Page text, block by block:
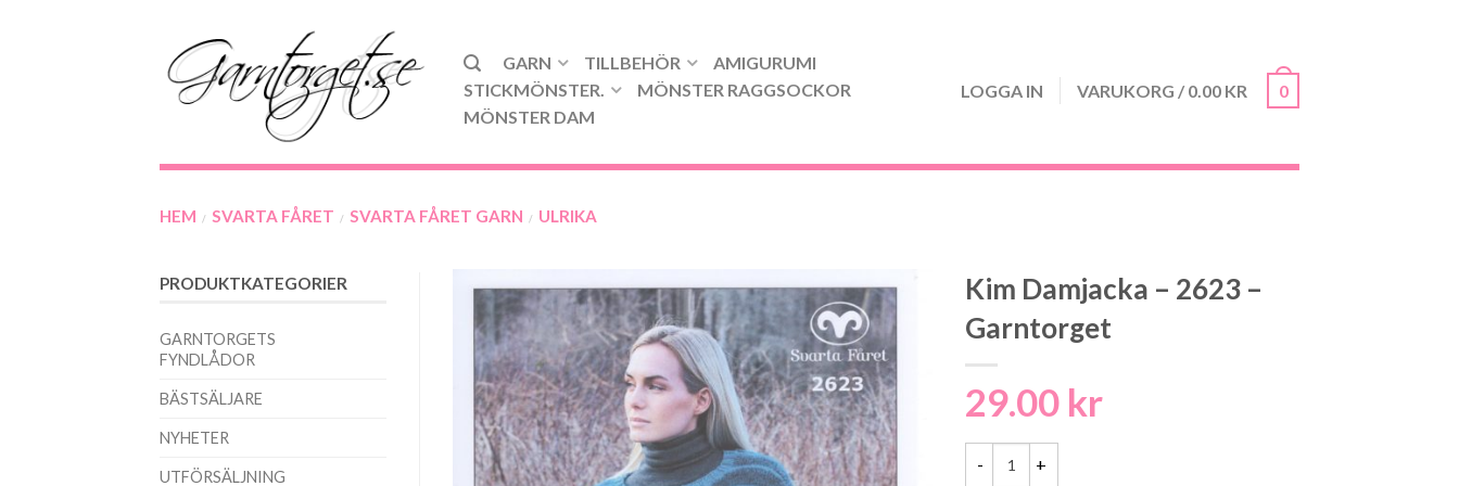
GARN TILLBEHÖR
AMIGURUMI
STICKMÖNSTER.
MÖNSTER RAGGSOCKOR
MÖNSTER DAM
LOGGA IN VARUKORG / 0.00 KR 0
HEM / SVARTA FÅRET / SVARTA FÅRET GARN / ULRIKA
PRODUKTKATEGORIER
GARNTORGETS
FYNDLÅDOR
BÄSTSÄLJARE
NYHETER
UTFÖRSÄLJNING
Kim Damjacka – 2623 –
Garntorget
29.00 kr